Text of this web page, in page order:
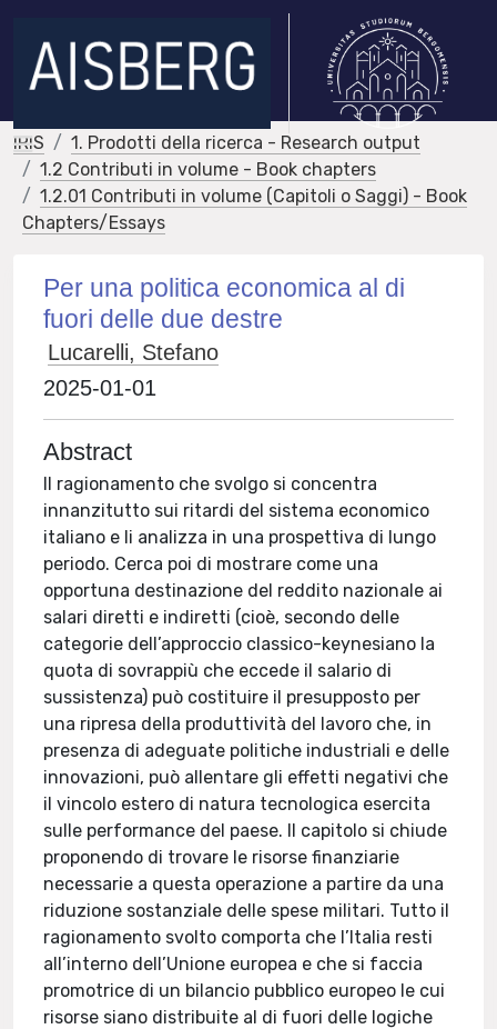
IRIS
1. Prodotti della ricerca - Research output
1.2 Contributi in volume - Book chapters
1.2.01 Contributi in volume (Capitoli o Saggi) - Book
Chapters/Essays
Per una politica economica al di
fuori delle due destre
Lucarelli, Stefano
2025-01-01
Abstract
Il ragionamento che svolgo si concentra
innanzitutto sui ritardi del sistema economico
italiano e li analizza in una prospettiva di lungo
periodo. Cerca poi di mostrare come una
opportuna destinazione del reddito nazionale ai
salari diretti e indiretti (cioè, secondo delle
categorie dell’approccio classico-keynesiano la
quota di sovrappiù che eccede il salario di
sussistenza) può costituire il presupposto per
una ripresa della produttività del lavoro che, in
presenza di adeguate politiche industriali e delle
innovazioni, può allentare gli effetti negativi che
il vincolo estero di natura tecnologica esercita
sulle performance del paese. Il capitolo si chiude
proponendo di trovare le risorse finanziarie
necessarie a questa operazione a partire da una
riduzione sostanziale delle spese militari. Tutto il
ragionamento svolto comporta che l’Italia resti
all’interno dell’Unione europea e che si faccia
promotrice di un bilancio pubblico europeo le cui
risorse siano distribuite al di fuori delle logiche